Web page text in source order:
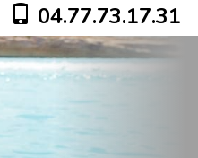
04.77.73.17.31